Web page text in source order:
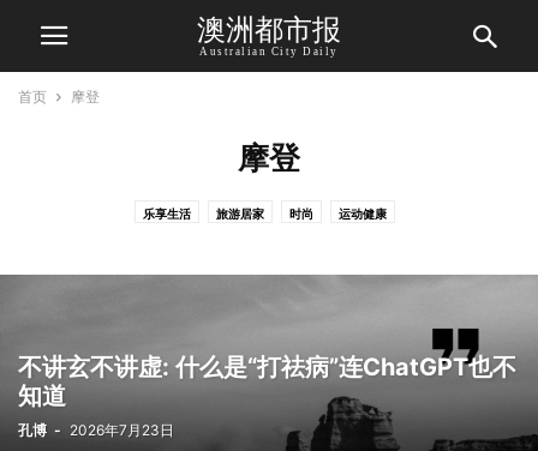
澳洲都市报
Australian City Daily
首页 摩登
摩登
乐享生活 旅游居家 时尚 运动健康
不讲玄不讲虚: 什么是“打祛病”连ChatGPT也不
知道
孔博 - 2026年7月23日